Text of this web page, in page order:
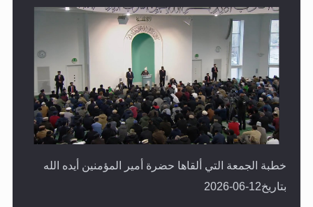
خطبة الجمعة التي ألقاها حضرة أمير المؤمنين أيده الله
بتاريخ12-06-2026